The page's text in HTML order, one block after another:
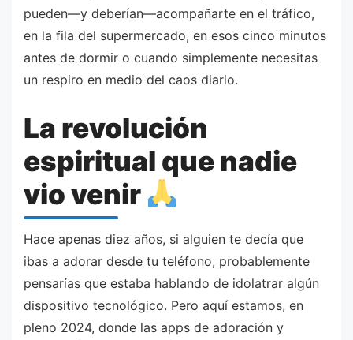
pueden—y deberían—acompañarte en el tráfico,
en la fila del supermercado, en esos cinco minutos
antes de dormir o cuando simplemente necesitas
un respiro en medio del caos diario.
La revolución
espiritual que nadie
vio venir
Hace apenas diez años, si alguien te decía que
ibas a adorar desde tu teléfono, probablemente
pensarías que estaba hablando de idolatrar algún
dispositivo tecnológico. Pero aquí estamos, en
pleno 2024, donde las apps de adoración y